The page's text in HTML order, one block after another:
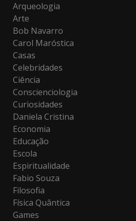
Arqueologia
Arte
Bob Navarro
Carol Maróstica
Casas
Celebridades
Ciência
Conscienciologia
Curiosidades
Daniela Cristina
Economia
Educação
Escola
Espiritualidade
Fabio Souza
Filosofia
Física Quântica
Games